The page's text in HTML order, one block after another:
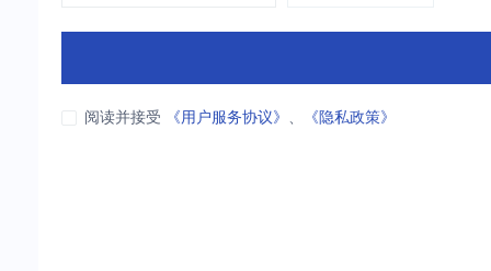
阅读并接受 《用户服务协议》 、 《隐私政策》